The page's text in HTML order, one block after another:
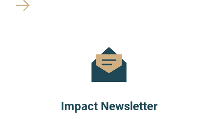
Impact Newsletter